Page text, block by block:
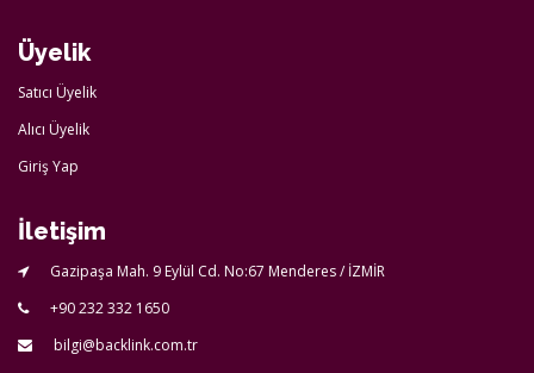
Üyelik
Satıcı Üyelik
Alıcı Üyelik
Giriş Yap
İletişim
Gazipaşa Mah. 9 Eylül Cd. No:67 Menderes / İZMİR
+90 232 332 1650
bilgi@backlink.com.tr